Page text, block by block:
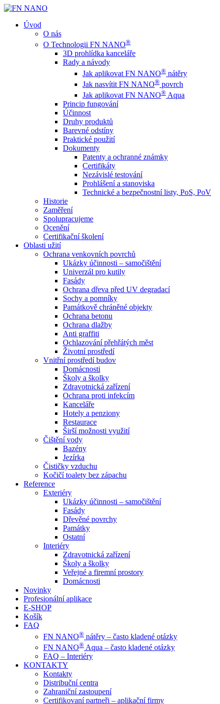
Úvod
O nás
O Technologii FN NANO®
3D prohlídka kanceláře
Rady a návody
Jak aplikovat FN NANO® nátěry
Jak nasvítit FN NANO® povrch
Jak aplikovat FN NANO® Aqua
Princip fungování
Účinnost
Druhy produktů
Barevné odstíny
Praktické použití
Dokumenty
Patenty a ochranné známky
Certifikáty
Nezávislé testování
Prohlášení a stanoviska
Technické a bezpečnostní listy, PoS, PoV
Historie
Zaměření
Spolupracujeme
Ocenění
Certifikační školení
Oblasti užití
Ochrana venkovních povrchů
Ukázky účinnosti – samočištění
Univerzál pro kutily
Fasády
Ochrana dřeva před UV degradací
Sochy a pomníky
Památkově chráněné objekty
Ochrana betonu
Ochrana dlažby
Anti graffiti
Ochlazování přehřátých měst
Životní prostředí
Vnitřní prostředí budov
Domácnosti
Školy a školky
Zdravotnická zařízení
Ochrana proti infekcím
Kanceláře
Hotely a penziony
Restaurace
Širší možnosti využití
Čištění vody
Bazény
Jezírka
Čističky vzduchu
Kočičí toalety bez zápachu
Reference
Exteriéry
Ukázky účinnosti – samočištění
Fasády
Dřevěné povrchy
Památky
Ostatní
Interiéry
Zdravotnická zařízení
Školy a školky
Veřejné a firemní prostory
Domácnosti
Novinky
Profesionální aplikace
E-SHOP
Košík
FAQ
FN NANO® nátěry – často kladené otázky
FN NANO® Aqua – často kladené otázky
FAQ – Interiéry
KONTAKTY
Kontakty
Distribuční centra
Zahraniční zastoupení
Certifikovaní partneři – aplikační firmy